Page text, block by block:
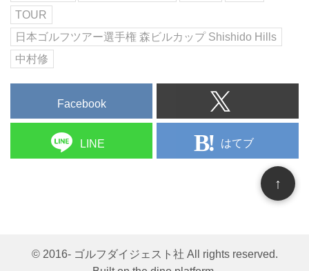
TOUR
日本ゴルフツアー選手権 森ビルカップ Shishido Hills
中村修
Facebook
LINE はてブ
© 2016- ゴルフダイジェスト社 All rights reserved.
↑